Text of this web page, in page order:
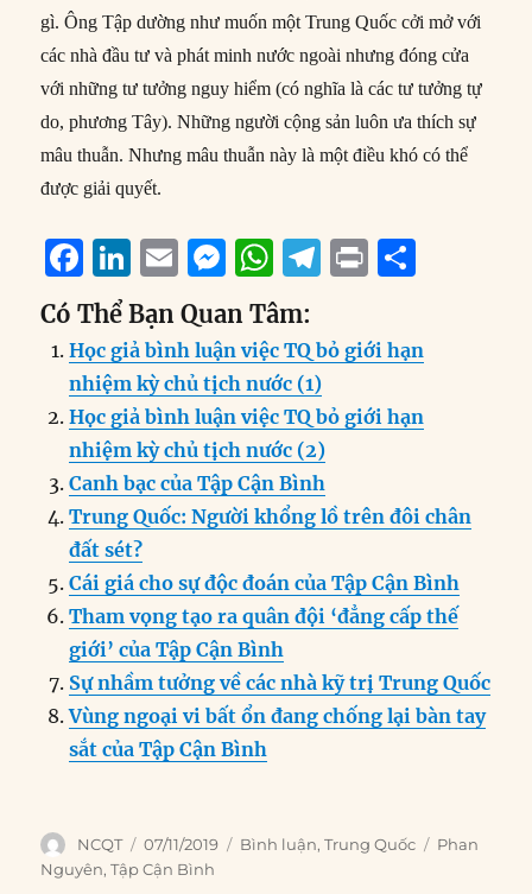
gì. Ông Tập dường như muốn một Trung Quốc cởi mở với
các nhà đầu tư và phát minh nước ngoài nhưng đóng cửa
với những tư tưởng nguy hiểm (có nghĩa là các tư tưởng tự
do, phương Tây). Những người cộng sản luôn ưa thích sự
mâu thuẫn. Nhưng mâu thuẫn này là một điều khó có thể
được giải quyết.
F
a
c
e
b
o
o
k
Li
n
k
e
d
I
n
E
m
ai
l
M
ss
e
n
g
er
W
h
at
s
A
p
p
T
e
g
r
a
m
P
n
t
re
Có Thể Bạn Quan Tâm:
Học giả bình luận việc TQ bỏ giới hạn
nhiệm kỳ chủ tịch nước (1)
Học giả bình luận việc TQ bỏ giới hạn
nhiệm kỳ chủ tịch nước (2)
Canh bạc của Tập Cận Bình
Trung Quốc: Người khổng lồ trên đôi chân
đất sét?
Cái giá cho sự độc đoán của Tập Cận Bình
Tham vọng tạo ra quân đội ‘đẳng cấp thế
giới’ của Tập Cận Bình
Sự nhầm tưởng về các nhà kỹ trị Trung Quốc
Vùng ngoại vi bất ổn đang chống lại bàn tay
sắt của Tập Cận Bình
Author
NCQT
Posted
on
07/11/2019 Categories
Bình luận,Trung Quốc Tags
Phan
Nguyên,Tập Cận Bình